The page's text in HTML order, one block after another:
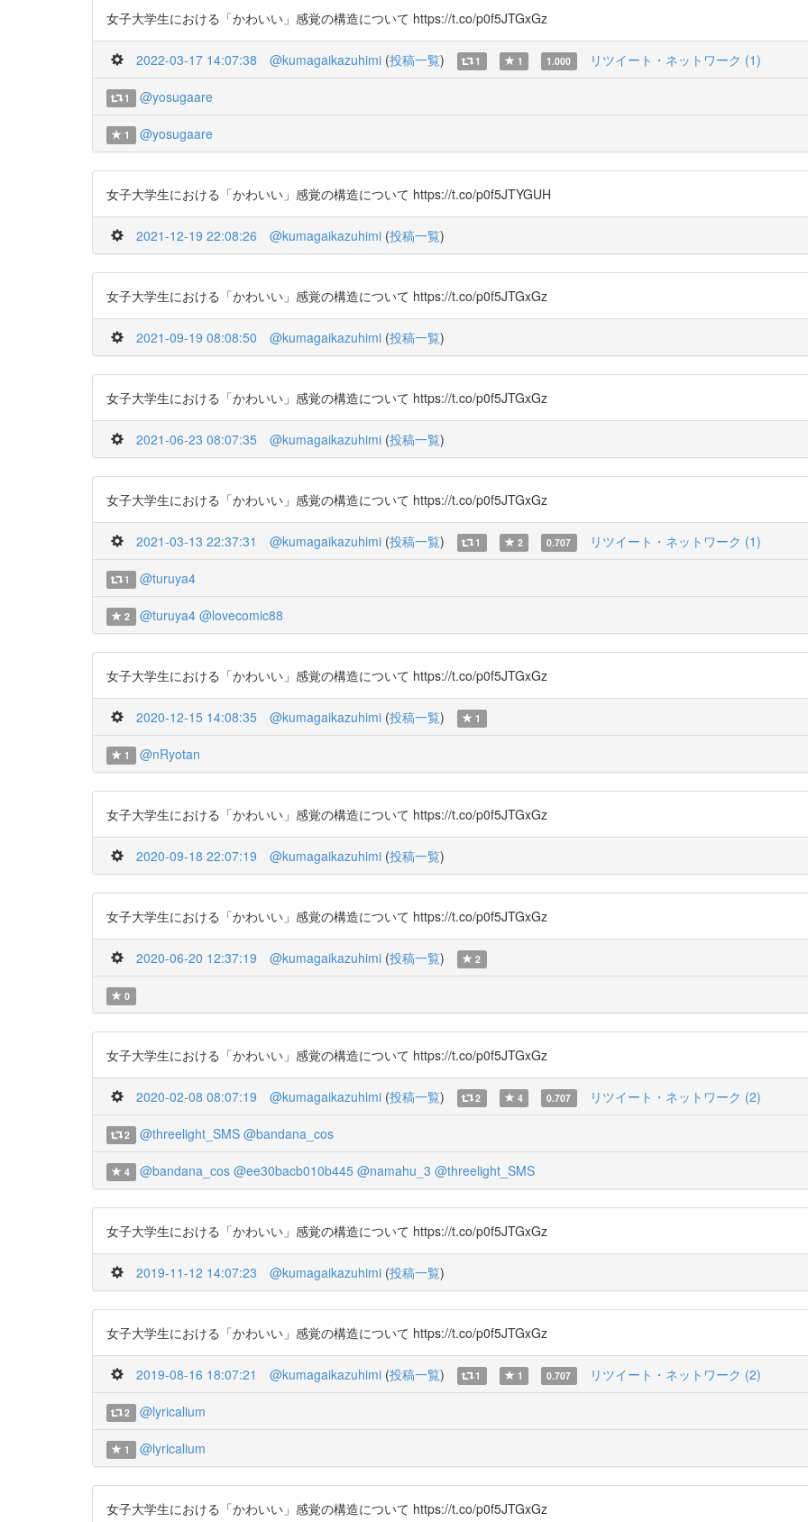
女子大学生における「かわいい」感覚の構造について https://t.co/p0f5JTGxGz
2022-03-17 14:07:38 @kumagaikazuhimi (投稿一覧) 1 1 1.000 リツイート・ネットワーク (1)
1 @yosugaare
1 @yosugaare
女子大学生における「かわいい」感覚の構造について https://t.co/p0f5JTYGUH
2021-12-19 22:08:26 @kumagaikazuhimi (投稿一覧)
女子大学生における「かわいい」感覚の構造について https://t.co/p0f5JTGxGz
2021-09-19 08:08:50 @kumagaikazuhimi (投稿一覧)
女子大学生における「かわいい」感覚の構造について https://t.co/p0f5JTGxGz
2021-06-23 08:07:35 @kumagaikazuhimi (投稿一覧)
女子大学生における「かわいい」感覚の構造について https://t.co/p0f5JTGxGz
2021-03-13 22:37:31 @kumagaikazuhimi (投稿一覧) 1 2 0.707 リツイート・ネットワーク (1)
1 @turuya4
2 @turuya4 @lovecomic88
女子大学生における「かわいい」感覚の構造について https://t.co/p0f5JTGxGz
2020-12-15 14:08:35 @kumagaikazuhimi (投稿一覧) 1
1 @nRyotan
女子大学生における「かわいい」感覚の構造について https://t.co/p0f5JTGxGz
2020-09-18 22:07:19 @kumagaikazuhimi (投稿一覧)
女子大学生における「かわいい」感覚の構造について https://t.co/p0f5JTGxGz
2020-06-20 12:37:19 @kumagaikazuhimi (投稿一覧) 2
0
女子大学生における「かわいい」感覚の構造について https://t.co/p0f5JTGxGz
2020-02-08 08:07:19 @kumagaikazuhimi (投稿一覧) 2 4 0.707 リツイート・ネットワーク (2)
2 @threelight_SMS @bandana_cos
4 @bandana_cos @ee30bacb010b445 @namahu_3 @threelight_SMS
女子大学生における「かわいい」感覚の構造について https://t.co/p0f5JTGxGz
2019-11-12 14:07:23 @kumagaikazuhimi (投稿一覧)
女子大学生における「かわいい」感覚の構造について https://t.co/p0f5JTGxGz
2019-08-16 18:07:21 @kumagaikazuhimi (投稿一覧) 1 1 0.707 リツイート・ネットワーク (2)
2 @lyricalium
1 @lyricalium
女子大学生における「かわいい」感覚の構造について https://t.co/p0f5JTGxGz